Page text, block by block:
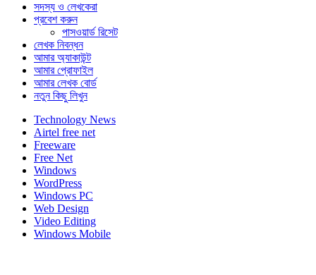
সদস্য ও লেখকেরা
প্রবেশ করুন
পাসওয়ার্ড রিসেট
লেখক নিবন্ধন
আমার অ্যাকাউন্ট
আমার প্রোফাইল
আমার লেখক বোর্ড
নতুন কিছু লিখুন
Technology News
Airtel free net
Freeware
Free Net
Windows
WordPress
Windows PC
Web Design
Video Editing
Windows Mobile